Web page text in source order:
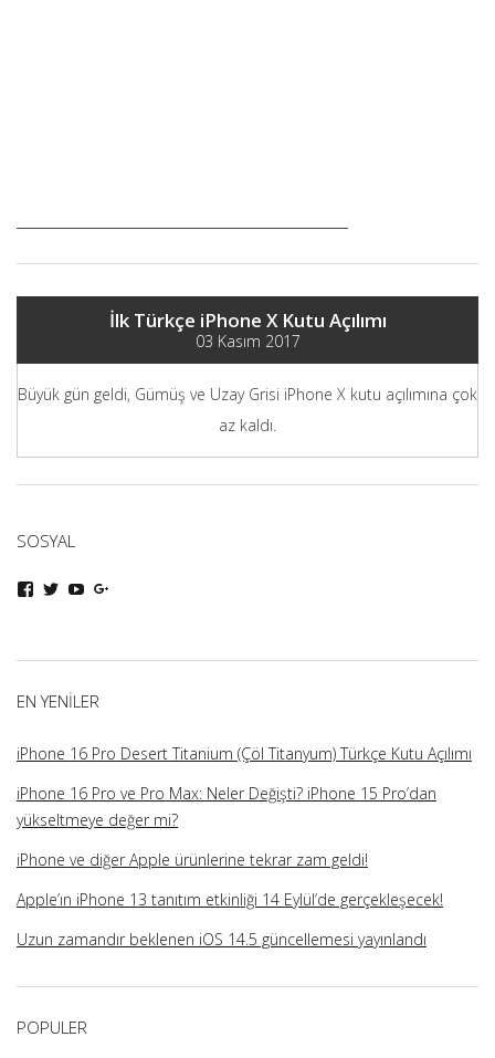
İlk Türkçe iPhone X Kutu Açılımı
03 Kasım 2017
Büyük gün geldi, Gümüş ve Uzay Grisi iPhone X kutu açılımına çok
az kaldı.
SOSYAL
iphoneturka
profilini
iphoneturka
profilini
iphoneturka
profiliniprofilini
EN YENILER
iPhone 16 Pro Desert Titanium (Çöl Titanyum) Türkçe Kutu Açılımı
iPhone 16 Pro ve Pro Max: Neler Değişti? iPhone 15 Pro’dan
yükseltmeye değer mi?
iPhone ve diğer Apple ürünlerine tekrar zam geldi!
Apple’ın iPhone 13 tanıtım etkinliği 14 Eylül’de gerçekleşecek!
Uzun zamandır beklenen iOS 14.5 güncellemesi yayınlandı
POPULER